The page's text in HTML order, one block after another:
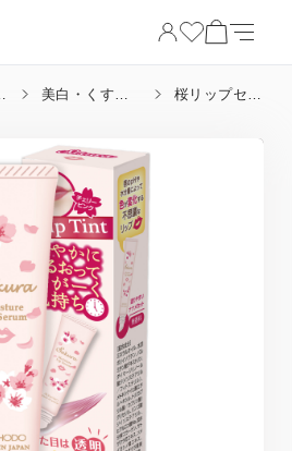
美白・くすみ
桜リップセラ